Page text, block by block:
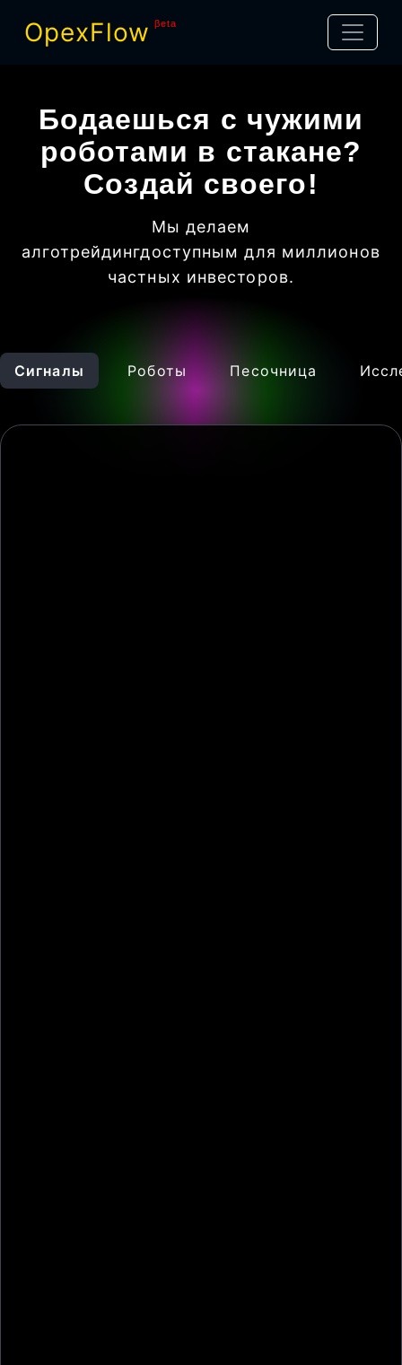
OpexFlow βeta
Бодаешься с чужими
роботами в стакане?
Создай своего!
Мы делаем
алготрейдингдоступным для миллионов
частных инвесторов.
Сигналы Роботы Песочница